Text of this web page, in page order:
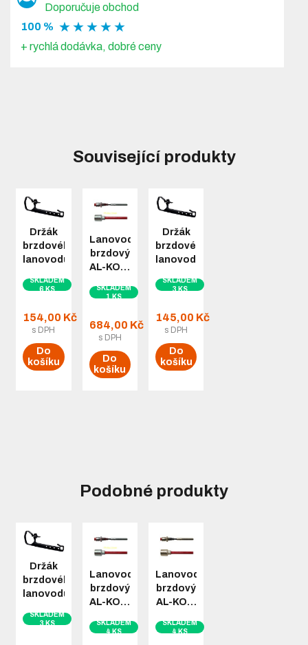
Doporučuje obchod
100 % ★ ★ ★ ★ ★
+ rychlá dodávka, dobré ceny
Související produkty
Držák
brzdového
lanovodu…
SKLADEM
6 KS
154,00 Kč
s DPH
Do
košíku
Lanovod
brzdový
AL-KO…
SKLADEM
1 KS
684,00 Kč
s DPH
Do
košíku
Držák
brzdového
lanovodu…
SKLADEM
3 KS
145,00 Kč
s DPH
Do
košíku
Podobné produkty
Držák
brzdového
lanovodu…
SKLADEM
3 KS
Lanovod
brzdový
AL-KO…
SKLADEM
4 KS
Lanovod
brzdový
AL-KO…
SKLADEM
4 KS